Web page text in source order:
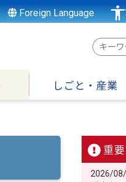
Foreign Language
検
ー
ワ
しごと・産業
重
2026/